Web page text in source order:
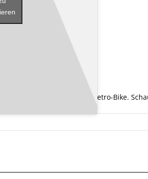
Honda von 1977 ein Retro-Bike.